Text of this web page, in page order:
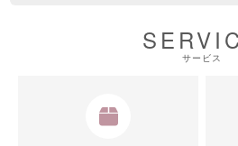
サービス